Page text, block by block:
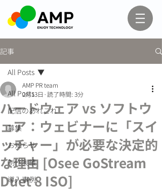
記事
All Posts
配信のあれこれ
募集
お知らせ
制作実績
導入事例
All Posts
ハードウェア vs ソフトウ
ェア：ウェビナーに「スイ
ッチャー」が必要な決定的
な理由 [Osee GoStream
Duet 8 ISO]
AMP PR team
2月13日 読了時間: 3分